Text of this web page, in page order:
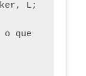
L;
que